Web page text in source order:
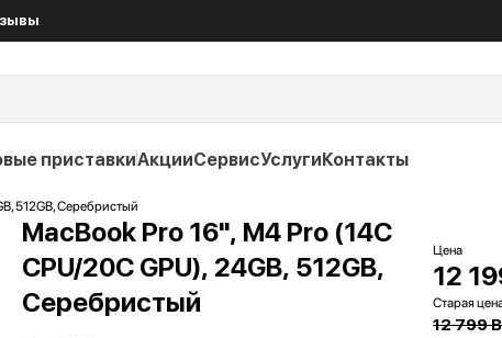
приставкиАкцииСервисУслугиКонтакты
512GB, Серебристый
MacBook Pro 16", M4 Pro (14C
CPU/20C GPU), 24GB, 512GB,
Серебристый
Цена
12
Старая
12 799